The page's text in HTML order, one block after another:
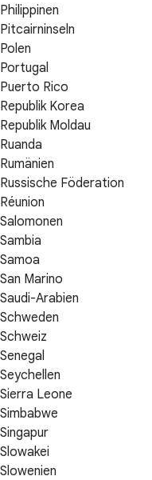
Philippinen
Pitcairninseln
Polen
Portugal
Puerto Rico
Republik Korea
Republik Moldau
Ruanda
Rumänien
Russische Föderation
Réunion
Salomonen
Sambia
Samoa
San Marino
Saudi-Arabien
Schweden
Schweiz
Senegal
Seychellen
Sierra Leone
Simbabwe
Singapur
Slowakei
Slowenien